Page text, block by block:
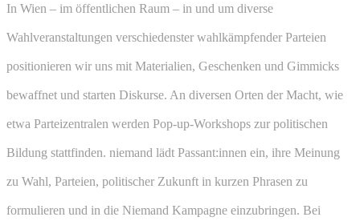
In Wien – im öffentlichen Raum – in und um diverse
Wahlveranstaltungen verschiedenster wahlkämpfender Parteien
positionieren wir uns mit Materialien, Geschenken und Gimmicks
bewaffnet und starten Diskurse. An diversen Orten der Macht, wie
etwa Parteizentralen werden Pop-up-Workshops zur politischen
Bildung stattfinden. niemand lädt Passant:innen ein, ihre Meinung
zu Wahl, Parteien, politischer Zukunft in kurzen Phrasen zu
formulieren und in die Niemand Kampagne einzubringen. Bei